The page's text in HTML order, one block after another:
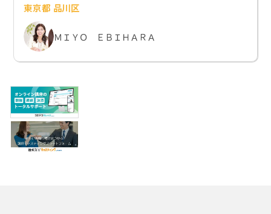
東京都 品川区
ＭＩＹＯ ＥＢＩＨＡＲＡ